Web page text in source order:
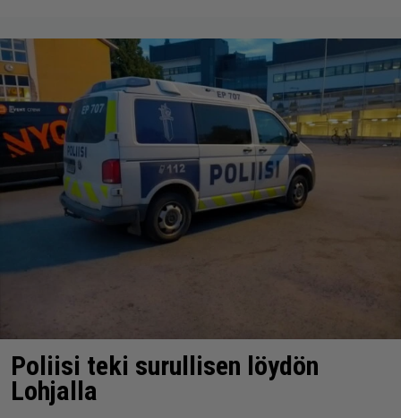
Poliisi teki surullisen löydön
Lohjalla